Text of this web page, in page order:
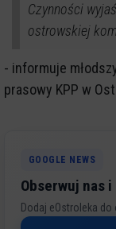
Czynności
ostrowskiej
- informuje
prasowy KPP w
GOOGLE NEWS
Obserwuj nas
Dodaj eOstroleka